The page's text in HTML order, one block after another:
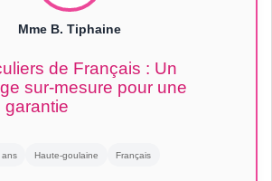
Mme B. Tiphaine
de Français : Un
sur-mesure pour une
garantie
ans Haute-goulaine Français